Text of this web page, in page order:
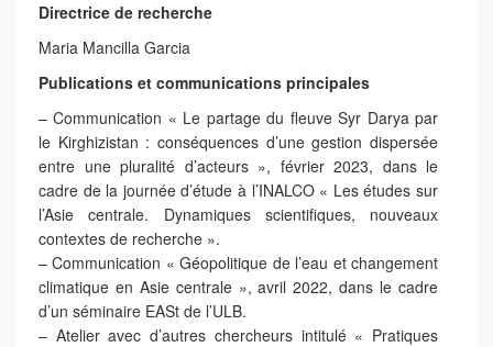
Directrice de recherche
Maria Mancilla Garcia
Publications et communications principales
– Communication « Le partage du fleuve Syr Darya par
le Kirghizistan : conséquences d’une gestion dispersée
entre une pluralité d’acteurs », février 2023, dans le
cadre de la journée d’étude à l’INALCO « Les études sur
l’Asie centrale. Dynamiques scientifiques, nouveaux
contextes de recherche ».
– Communication « Géopolitique de l’eau et changement
climatique en Asie centrale », avril 2022, dans le cadre
d’un séminaire EASt de l’ULB.
– Atelier avec d’autres chercheurs intitulé « Pratiques